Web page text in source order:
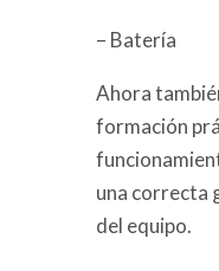
– Batería
Ahora
formación
una correcta
del equipo.